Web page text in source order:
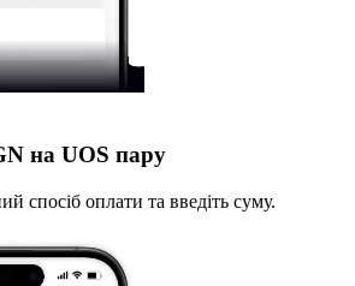
на UOS пару
спосіб оплати та введіть суму.